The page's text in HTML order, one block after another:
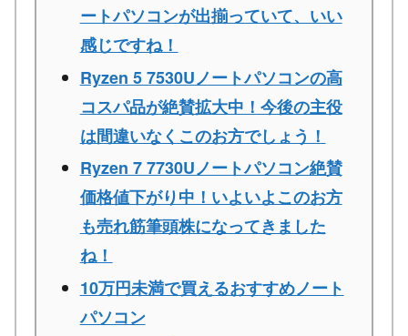
ートパソコンが出揃っていて、いい
感じですね！
Ryzen 5 7530Uノートパソコンの高
コスパ品が絶賛拡大中！今後の主役
は間違いなくこのお方でしょう！
Ryzen 7 7730Uノートパソコン絶賛
価格値下がり中！いよいよこのお方
も売れ筋筆頭株になってきました
ね！
10万円未満で買えるおすすめノート
パソコン